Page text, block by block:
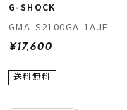
G-SHOCK
GMA-S2100GA-1AJF
¥17,600